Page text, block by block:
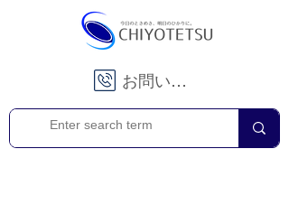
お問い合わせ